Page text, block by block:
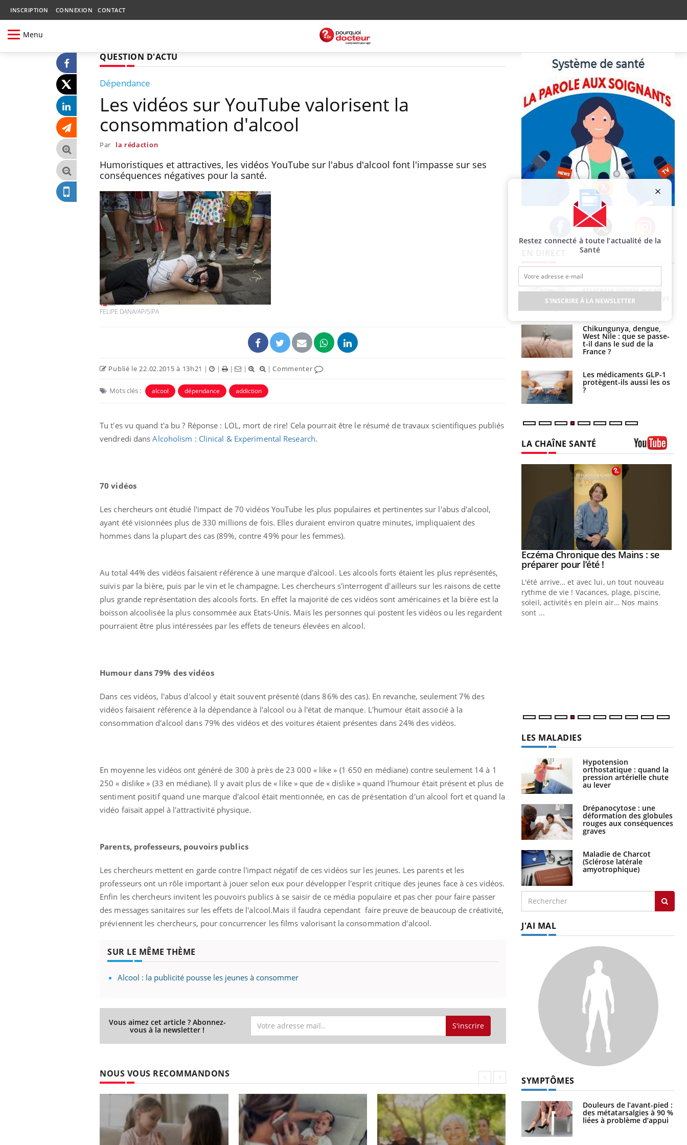
INSCRIPTION CONNEXION CONTACT
Menu
QUESTION D'ACTU
Dépendance
Les vidéos sur YouTube valorisent la
consommation d'alcool
Par la rédaction
Humoristiques et attractives, les vidéos YouTube sur l'abus d'alcool font l'impasse sur ses
conséquences négatives pour la santé.
FELIPE DANA/AP/SIPA
Publié le 22.02.2015 à 13h21 | | | | |Commenter
Mots clés : alcool dépendance addiction
Tu t'es vu quand t'a bu ? Réponse : LOL, mort de rire! Cela pourrait être le résumé de travaux scientifiques publiés
vendredi dansAlcoholism : Clinical & Experimental Research.
70 vidéos
Les chercheurs ont étudié l'impact de 70 vidéos YouTube les plus populaires et pertinentes sur l'abus d'alcool,
ayant été visionnées plus de 330 millions de fois. Elles duraient environ quatre minutes, impliquaient des
hommes dans la plupart des cas (89%, contre 49% pour les femmes).
Au total 44% des vidéos faisaient référence à une marque d'alcool. Les alcools forts étaient les plus représentés,
suivis par la bière, puis par le vin et le champagne. Les chercheurs s'interrogent d'ailleurs sur les raisons de cette
plus grande représentation des alcools forts. En effet la majorité de ces vidéos sont américaines et la bière est la
boisson alcoolisée la plus consommée aux Etats-Unis. Mais les personnes qui postent les vidéos ou les regardent
pourraient être plus intéressées par les effets de teneurs élevées en alcool.
Humour dans 79% des vidéos
Dans ces vidéos, l'abus d'alcool y était souvent présenté (dans 86% des cas). En revanche, seulement 7% des
vidéos faisaient référence à la dépendance à l'alcool ou à l'état de manque. L'humour était associé à la
consommation d'alcool dans 79% des vidéos et des voitures étaient présentes dans 24% des vidéos.
En moyenne les vidéos ont généré de 300 à près de 23 000 « like » (1 650 en médiane) contre seulement 14 à 1
250 « dislike » (33 en médiane). Il y avait plus de « like » que de « dislike » quand l'humour était présent et plus de
sentiment positif quand une marque d'alcool était mentionnée, en cas de présentation d'un alcool fort et quand la
vidéo faisait appel à l'attractivité physique.
Parents, professeurs, pouvoirs publics
Les chercheurs mettent en garde contre l'impact négatif de ces vidéos sur les jeunes. Les parents et les
professeurs ont un rôle important à jouer selon eux pour développer l'esprit critique des jeunes face à ces vidéos.
Enfin les chercheurs invitent les pouvoirs publics à se saisir de ce média populaire et pas cher pour faire passer
des messages sanitaires sur les effets de l'alcool.Mais il faudra cependant faire preuve de beaucoup de créativité,
préviennent les chercheurs, pour concurrencer les films valorisant la consommation d'alcool.
SUR LE MÊME THÈME
Alcool : la publicité pousse les jeunes à consommer
Vous aimez cet article ? Abonnez-
vous à la newsletter ! S'inscrire
NOUS VOUS RECOMMANDONS
Facebook Twitter Instagram
Mon enfant est-il trop
sensible ou simplement
très empathique ?
Syndrome métabolique :
exercices physiques ?
détecté chez un touriste
en France
Mortalité infantile : un
stratégie simple aurait
changé la donne au Pays
basque
Chikungunya, dengue,
West Nile : que se passe-
t-il dans le sud de la
France ?
Les médicaments GLP-1
protègent-ils aussi les os
?
LA CHAÎNE SANTÉ
Il y a des sujets qui sont faciles à aborder...
d'autres non ! D'un côté, poser des
questions sur la maladie d'un proche c'est
Fatigue, irritabilité, brouillard mental ou
même alopécie… Les symptômes de la
carence en fer sont multiples ce qui la rend
...
En 2026, l'insuline dans le diabète de type 2
reste entourée d'idées reçues chez les
patients comme parfois chez les soignants.
Youtube
Eczéma Chronique des Mains : se
préparer pour l’été !Youtube
L'été arrive… et avec lui, un tout nouveau
rythme de vie ! Vacances, plage, piscine,
soleil, activités en plein air… Nos mains
sont ...
LES MALADIES
Hypotension
orthostatique : quand la
pression artérielle chute
au lever
Drépanocytose : une
déformation des globules
rouges aux conséquences
graves
Maladie de Charcot
(Sclérose latérale
amyotrophique)
J'AI MAL
SYMPTÔMES
Douleurs de l’avant-pied :
des métatarsalgies à 90 %
liées à problème d’appui
Restez connecté à toute l’actualité de la
Santé
S'INSCRIRE À LA NEWSLETTER